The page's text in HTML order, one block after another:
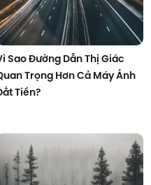
Sao Đường Dẫn Thị Giác
Trọng Hơn Cả Máy Ảnh
Tiền?